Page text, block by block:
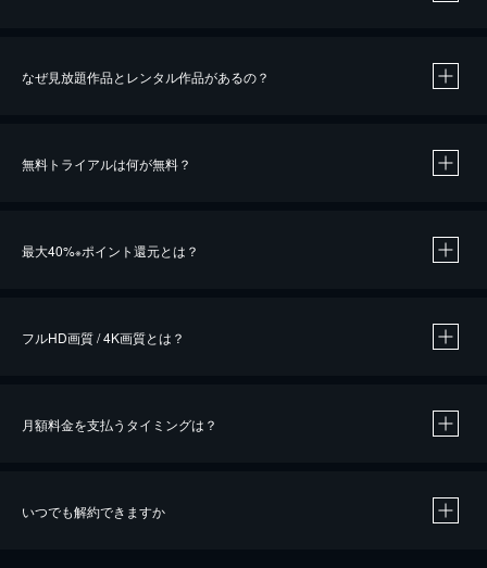
なぜ見放題作品とレンタル作品があるの？
無料トライアルは何が無料？
最大40%※ポイント還元とは？
※40％ポイント還元の対象は、クレジットカード決済による作品の購入 / レンタルです。
フルHD画質 / 4K画質とは？
月額料金を支払うタイミングは？
いつでも解約できますか